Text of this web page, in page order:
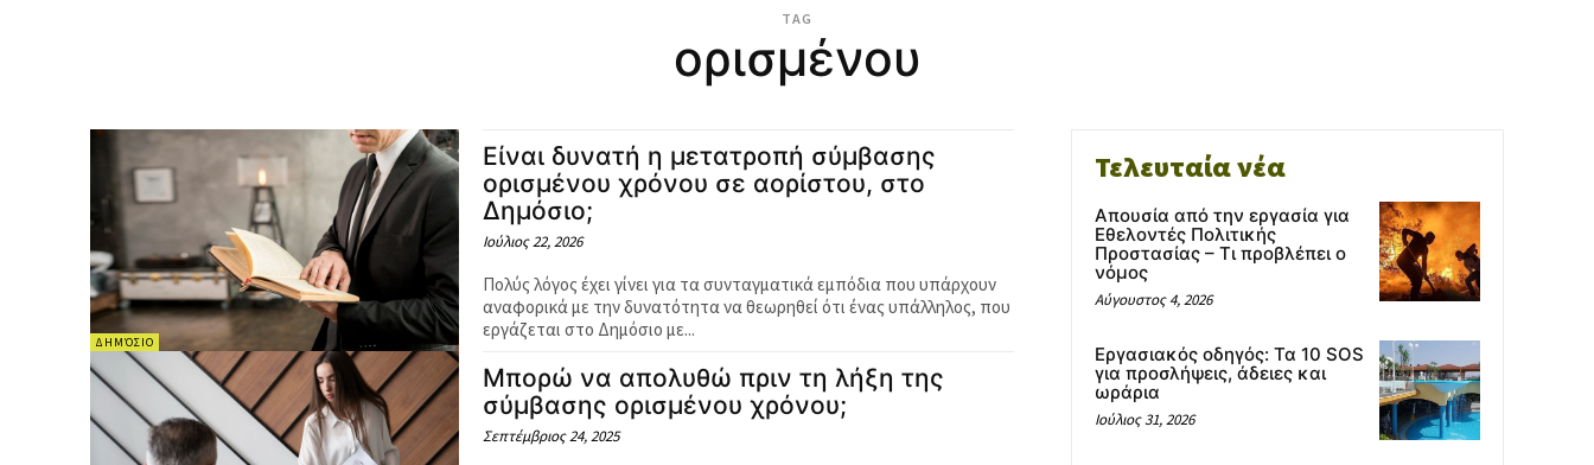
TAG
ορισμένου
ΔΗΜΌΣΙΟ
Είναι δυνατή η μετατροπή σύμβασης
ορισμένου χρόνου σε αορίστου, στο
Δημόσιο;
Ιούλιος 22, 2026
Πολύς λόγος έχει γίνει για τα συνταγματικά εμπόδια που υπάρχουν
αναφορικά με την δυνατότητα να θεωρηθεί ότι ένας υπάλληλος, που
εργάζεται στο Δημόσιο με...
Μπορώ να απολυθώ πριν τη λήξη της
σύμβασης ορισμένου χρόνου;
Σεπτέμβριος 24, 2025
Τελευταία νέα
Απουσία από την εργασία για
Εθελοντές Πολιτικής
Προστασίας – Τι προβλέπει ο
νόμος
Αύγουστος 4, 2026
Εργασιακός οδηγός: Τα 10 SOS
για προσλήψεις, άδειες και
ωράρια
Ιούλιος 31, 2026